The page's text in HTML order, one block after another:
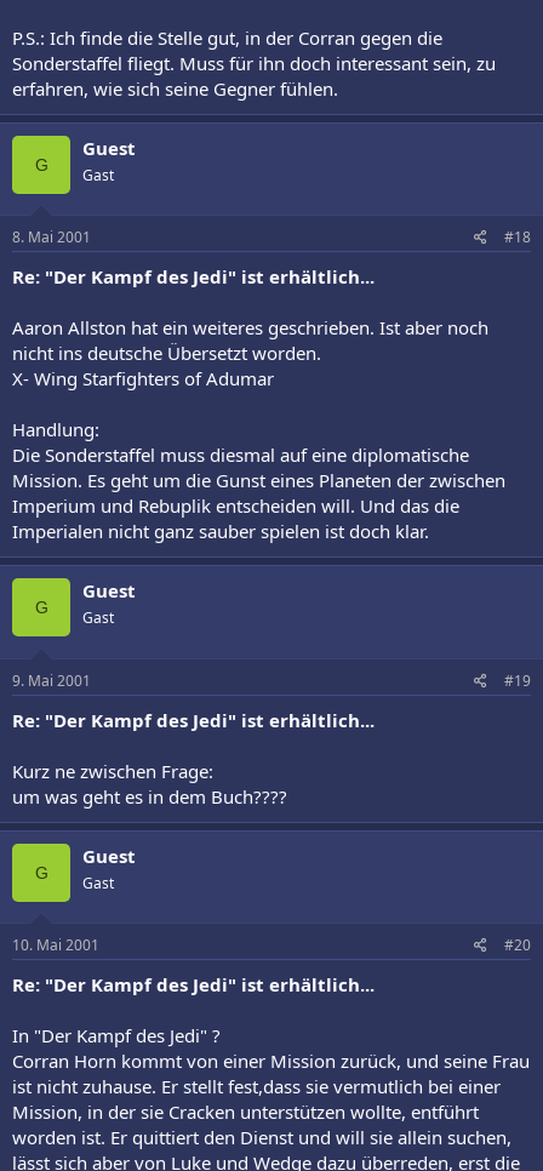
P.S.: Ich finde die Stelle gut, in der Corran gegen die
Sonderstaffel fliegt. Muss für ihn doch interessant sein, zu
erfahren, wie sich seine Gegner fühlen.
G
Guest
Gast
8. Mai 2001 #18
Re: "Der Kampf des Jedi" ist erhältlich...
Aaron Allston hat ein weiteres geschrieben. Ist aber noch
nicht ins deutsche Übersetzt worden.
X- Wing Starfighters of Adumar
Handlung:
Die Sonderstaffel muss diesmal auf eine diplomatische
Mission. Es geht um die Gunst eines Planeten der zwischen
Imperium und Rebuplik entscheiden will. Und das die
Imperialen nicht ganz sauber spielen ist doch klar.
G
Guest
Gast
9. Mai 2001 #19
Re: "Der Kampf des Jedi" ist erhältlich...
Kurz ne zwischen Frage:
um was geht es in dem Buch????
G
Guest
Gast
10. Mai 2001 #20
Re: "Der Kampf des Jedi" ist erhältlich...
In "Der Kampf des Jedi" ?
Corran Horn kommt von einer Mission zurück, und seine Frau
ist nicht zuhause. Er stellt fest,dass sie vermutlich bei einer
Mission, in der sie Cracken unterstützen wollte, entführt
worden ist. Er quittiert den Dienst und will sie allein suchen,
lässt sich aber von Luke und Wedge dazu überreden, erst die